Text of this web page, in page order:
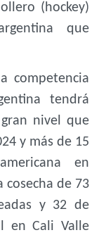
(hockey)
que
competencia
tendrá
nivel que
y más de 15
en
cosecha de 73
y 32 de
en Cali Valle